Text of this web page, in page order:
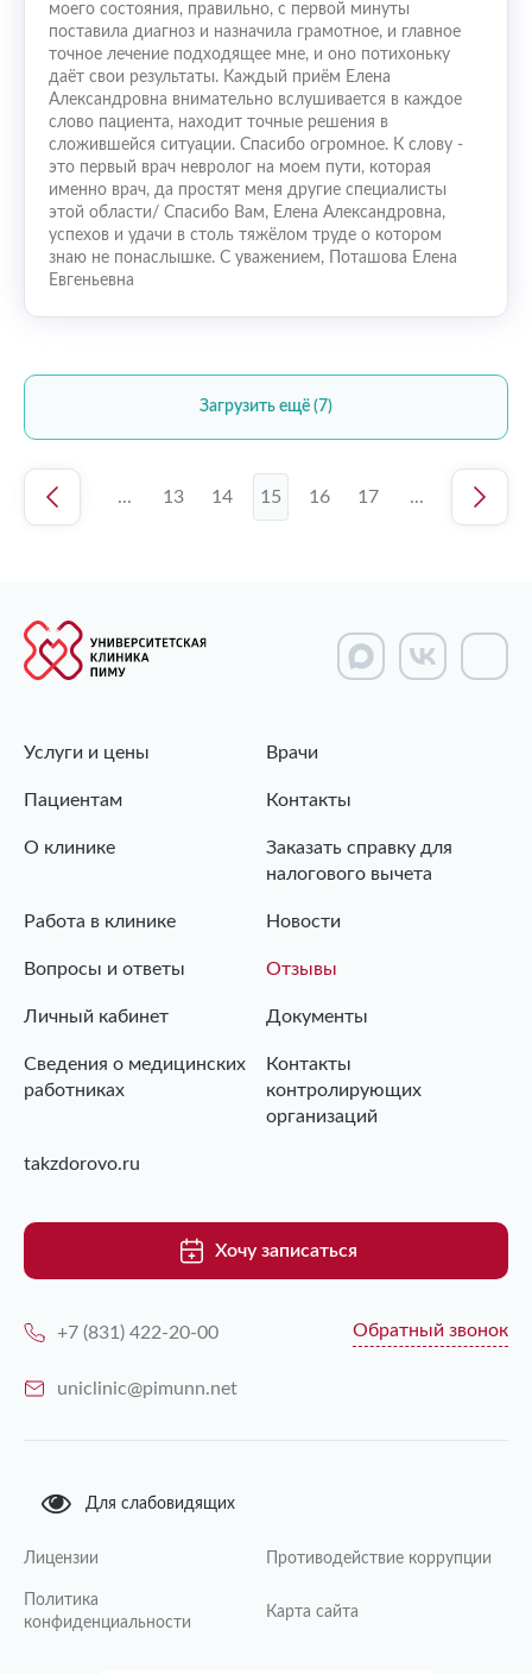
моего состояния, правильно, с первой минуты
поставила диагноз и назначила грамотное, и главное
точное лечение подходящее мне, и оно потихоньку
даёт свои результаты. Каждый приём Елена
Александровна внимательно вслушивается в каждое
слово пациента, находит точные решения в
сложившейся ситуации. Спасибо огромное. К слову -
это первый врач невролог на моем пути, которая
именно врач, да простят меня другие специалисты
этой области/ Спасибо Вам, Елена Александровна,
успехов и удачи в столь тяжёлом труде о котором
знаю не понаслышке. С уважением, Поташова Елена
Евгеньевна
Загрузить ещё (7)
... 13 14 15 16 17 ...
Услуги и цены Врачи
Пациентам Контакты
О клинике
Заказать справку для
налогового вычета
Работа в клинике Новости
Вопросы и ответы Отзывы
Личный кабинет Документы
Сведения о медицинских
работниках
Контакты
контролирующих
организаций
takzdorovo.ru
Хочу записаться
+7 (831) 422-20-00 Обратный звонок
uniclinic@pimunn.net
Для слабовидящих
Лицензии Противодействие коррупции
Политика
конфиденциальности
Карта сайта